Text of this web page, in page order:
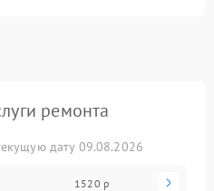
ремонта
дату 09.08.2026
1520 р